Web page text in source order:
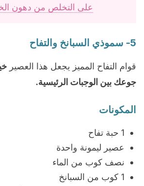
على التخلص من دهون
5- سموذي السبانخ والتفاح
قوام التفاح المميز يجعل هذا العصير
جوعك بين الوجبات الرئيسية.
المكونات
1 حبة تفاح
عصير ليمونة واحدة
نصف كوب من الماء
1 كوب من السبانخ